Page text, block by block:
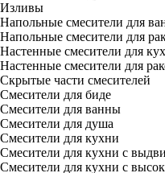
Изливы
Напольные смесители для
Напольные смесители для
Настенные смесители для
Настенные смесители для
Скрытые части смесителей
Смесители для биде
Смесители для ванны
Смесители для душа
Смесители для кухни
Смесители для кухни с
Смесители для кухни с